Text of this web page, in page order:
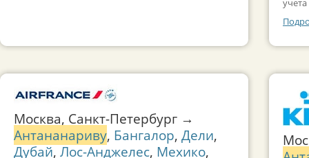
Москва, Санкт-Петербург →
Антананариву, Бангалор, Дели,
Дубай, Лос-Анджелес, Мехико,